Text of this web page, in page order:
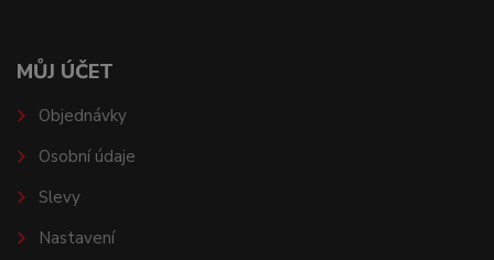
MŮJ ÚČET
Objednávky
Osobní údaje
Slevy
Nastavení